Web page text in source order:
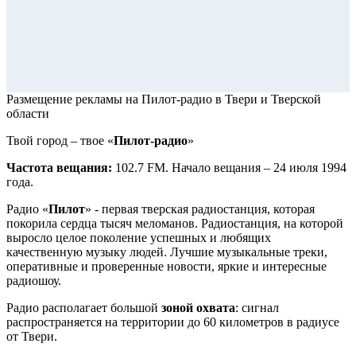
Размещение рекламы на Пилот-радио в Твери и Тверской
области
Твой город – твое «Пилот-радио»
Частота вещания: 102.7 FM. Начало вещания – 24 июля 1994
года.
Радио «Пилот» - первая тверская радиостанция, которая
покорила сердца тысяч меломанов. Радиостанция, на которой
выросло целое поколение успешных и любящих
качественную музыку людей. Лучшие музыкальные треки,
оперативные и проверенные новости, яркие и интересные
радиошоу.
Радио располагает большой зоной охвата: сигнал
распространяется на территории до 60 километров в радиусе
от Твери.